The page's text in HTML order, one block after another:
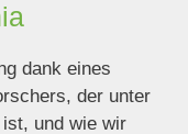
dank eines
der unter
und wie wir